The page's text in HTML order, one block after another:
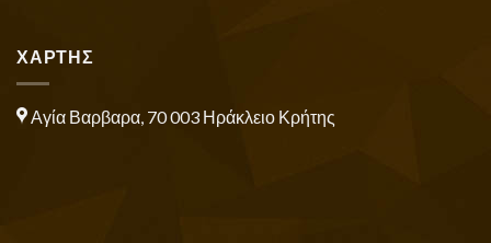
ΧΑΡΤΗΣ
Αγία Βαρβαρα, 70 003 Ηράκλειο Κρήτης